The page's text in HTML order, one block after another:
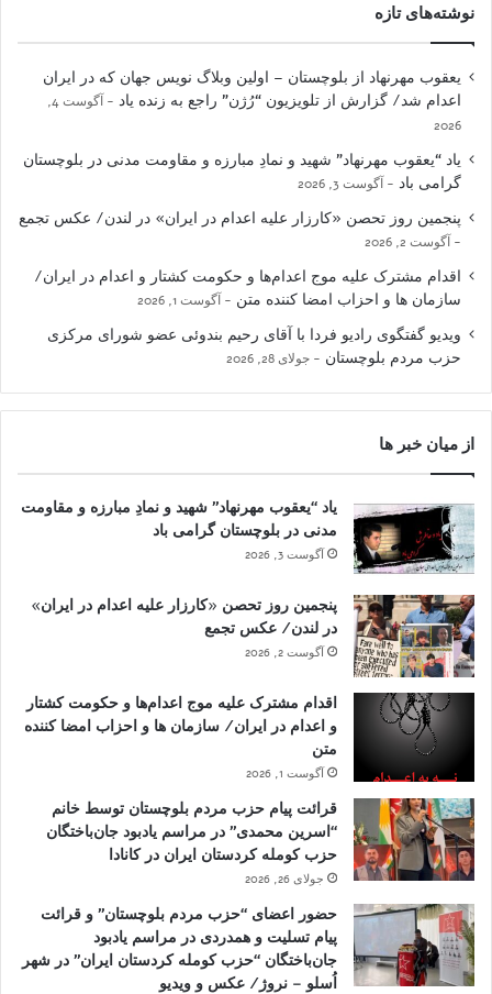
نوشته‌های تازه
یعقوب مهرنهاد از بلوچستان – اولین وبلاگ نویس جهان که در ایران
اعدام شد/ گزارش از تلویزیون “رُژن” راجع به زنده یاد
آگوست 4,
2026
یاد “یعقوب مهرنهاد” شهید و نمادِ مبارزه و مقاومت مدنی در بلوچستان
گرامی باد
آگوست 3, 2026
پنجمین روز تحصن «کارزار علیه اعدام در ایران» در لندن/ عکس تجمع
آگوست 2, 2026
اقدام مشترک علیه موج اعدام‌ها و حکومت کشتار و اعدام در ایران/
سازمان ها و احزاب امضا کننده متن
آگوست 1, 2026
ویدیو گفتگوی رادیو فردا با آقای رحیم بندوئی عضو شورای مرکزی
حزب مردم بلوچستان
جولای 28, 2026
از میان خبر ها
یاد “یعقوب مهرنهاد” شهید و نمادِ مبارزه و مقاومت
مدنی در بلوچستان گرامی باد
آگوست 3, 2026
پنجمین روز تحصن «کارزار علیه اعدام در ایران»
در لندن/ عکس تجمع
آگوست 2, 2026
اقدام مشترک علیه موج اعدام‌ها و حکومت کشتار
و اعدام در ایران/ سازمان ها و احزاب امضا کننده
متن
آگوست 1, 2026
قرائت پیام حزب مردم بلوچستان توسط خانم
“اسرین محمدی” در مراسم یادبود جان‌باختگان
حزب کومله کردستان ایران در کانادا
جولای 26, 2026
حضور اعضای “حزب مردم بلوچستان” و قرائت
پیام تسلیت و همدردی در مراسم یادبود
جان‌باختگان “حزب کومله کردستان ایران” در شهر
اُسلو – نروژ/ عکس و ویدیو